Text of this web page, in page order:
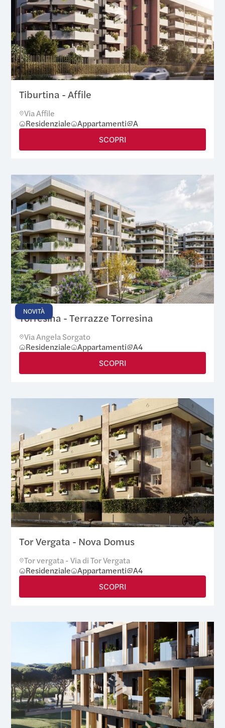
Tiburtina - Affile
Via Affile
Residenziale
Appartamenti
A
SCOPRI
NOVITÀ
Torresina - Terrazze Torresina
Via Angela Sorgato
Residenziale
Appartamenti
A4
SCOPRI
Tor Vergata - Nova Domus
Tor vergata - Via di Tor Vergata
Residenziale
Appartamenti
A4
SCOPRI